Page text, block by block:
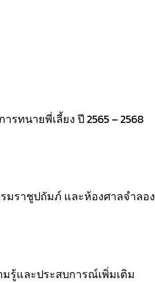
ทนายพี่เลี้ยง ปี 2565 – 2568
มราชูปถัมภ์ และห้องศาลจำลอง
รู้และประสบการณ์เพิ่มเติม